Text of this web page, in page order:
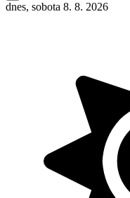
dnes, sobota 8. 8. 2026